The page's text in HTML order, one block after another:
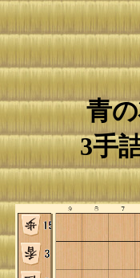
青
3手